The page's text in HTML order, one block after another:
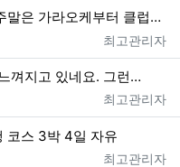
말은 가라오케부터 클럽…
등록자
최고관리자
껴지고 있네요. 그런…
등록자
최고관리자
코스 3박 4일 자유
등록자
최고관리자